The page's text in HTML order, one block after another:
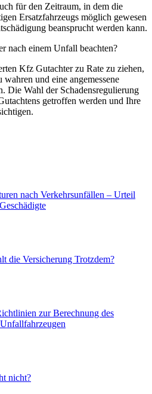
für den Zeitraum, in dem die
Ersatzfahrzeugs möglich gewesen
beansprucht werden kann.
nach einem Unfall beachten?
Kfz Gutachter zu Rate zu ziehen,
und eine angemessene
Die Wahl der Schadensregulierung
getroffen werden und Ihre
nach Verkehrsunfällen – Urteil
die Versicherung Trotzdem?
zur Berechnung des
nicht?